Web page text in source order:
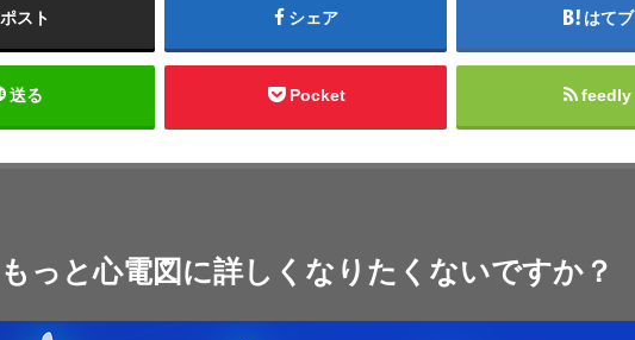
ポスト シェア はてブ
送る Pocket feedly
もっと心電図に詳しくなりたくないですか？